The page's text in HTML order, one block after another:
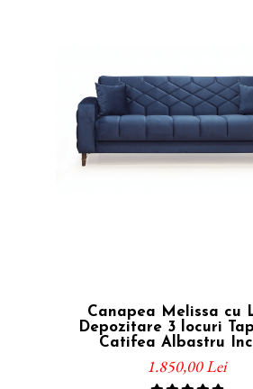
Canapea Melissa cu
Depozitare 3 locuri
Catifea Albastru
1.850,00 Lei